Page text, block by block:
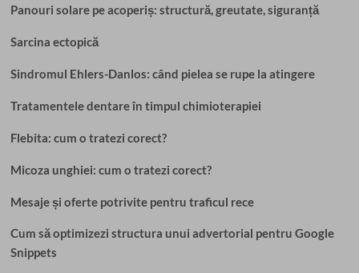
Panouri solare pe acoperiș: structură, greutate, siguranță
Sarcina ectopică
Sindromul Ehlers-Danlos: când pielea se rupe la atingere
Tratamentele dentare în timpul chimioterapiei
Flebita: cum o tratezi corect?
Micoza unghiei: cum o tratezi corect?
Mesaje și oferte potrivite pentru traficul rece
Cum să optimizezi structura unui advertorial pentru Google
Snippets